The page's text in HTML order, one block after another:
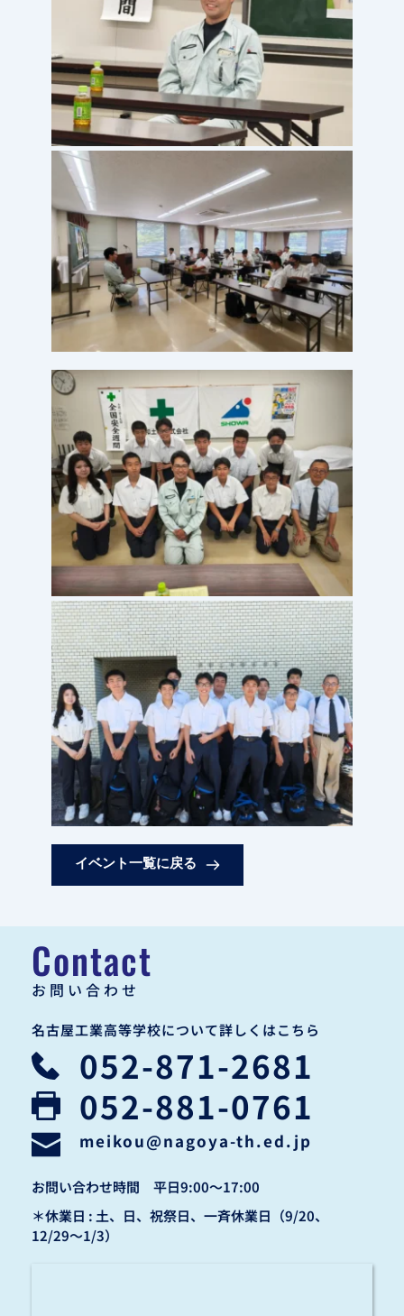
イベント一覧に戻る
Contact
お問い合わせ
名古屋工業高等学校について詳しくはこちら
052-871-2681
052-881-0761
meikou@nagoya-th.ed.jp
お問い合わせ時間　平日9:00〜17:00
＊休業日 : 土、日、祝祭日、一斉休業日（9/20、
12/29〜1/3）